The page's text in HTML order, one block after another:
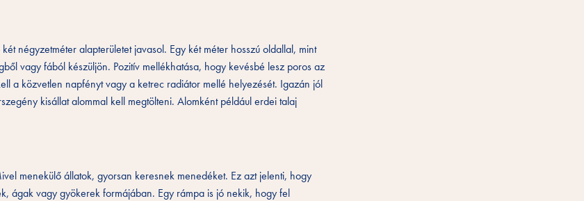
négyzetméter alapterületet javasol. Egy két méter hosszú oldallal, mint
vagy fából készüljön. Pozitív mellékhatása, hogy kevésbé lesz poros az
a közvetlen napfényt vagy a ketrec radiátor mellé helyezését. Igazán jól
kisállat alommal kell megtölteni. Alomként például erdei talaj
menekülő állatok, gyorsan keresnek menedéket. Ez azt jelenti, hogy
ágak vagy gyökerek formájában. Egy rámpa is jó nekik, hogy fel